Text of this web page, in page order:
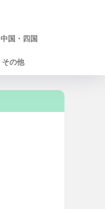
中国・四国
その他